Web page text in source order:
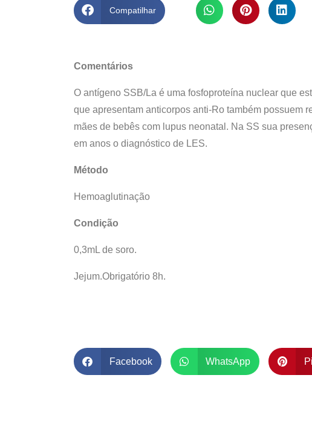
Compatilhar
Comentários
O antígeno SSB/La é uma fosfoproteína nuclear que
que apresentam anticorpos anti-Ro também possuem
mães de bebês com lupus neonatal. Na SS sua
em anos o diagnóstico de LES.
Método
Hemoaglutinação
Condição
0,3mL de soro.
Jejum.Obrigatório 8h.
Facebook WhatsApp